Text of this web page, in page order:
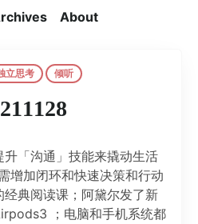
About
立思考 倾听
「沟通」技能来撬动生活
增加闭环和快速决策和行动
典阅读课；阿黛尔发了新
；电脑和手机系统都